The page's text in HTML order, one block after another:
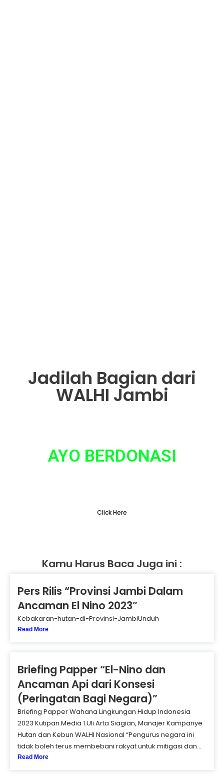
Jadilah Bagian dari
WALHI Jambi
AYO BERDONASI
Click Here
Kamu Harus Baca Juga ini :
Pers Rilis “Provinsi Jambi Dalam
Ancaman El Nino 2023”
Kebakaran-hutan-di-Provinsi-JambiUnduh
Read More
Briefing Papper “El-Nino dan
Ancaman Api dari Konsesi
(Peringatan Bagi Negara)”
Briefing Papper Wahana Lingkungan Hidup Indonesia
2023 Kutipan Media 1.Uli Arta Siagian, Manajer Kampanye
Hutan dan Kebun WALHI Nasional “Pengurus negara ini
tidak boleh terus membebani rakyat untuk mitigasi dan...
Read More